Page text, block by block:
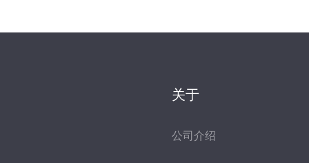
关于
公司介绍